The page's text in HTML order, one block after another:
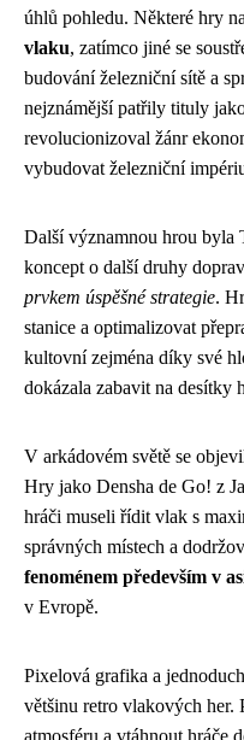
úhlů pohledu. Některé hry
vlaku, zatímco jiné se
budování železniční sítě a
nejznámější patřily tituly
revolucionizoval žánr
vybudovat železniční
Další významnou hrou byla
koncept o další druhy
prvkem úspěšné strategie.
stanice a optimalizovat
kultovní zejména díky své
dokázala zabavit na desítky
V arkádovém světě se
Hry jako Densha de Go! z
hráči museli řídit vlak s
správných místech a
fenoménem především v
v Evropě.
Pixelová grafika a
většinu retro vlakových her.
atmosféru a vtáhnout hráče